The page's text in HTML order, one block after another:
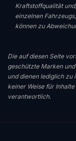
Kraftstoffqualität
einzelnen
können zu
Die auf diesen Seite
geschützte Marken
und dienen lediglich zu
keiner Weise für
verantwortlich.